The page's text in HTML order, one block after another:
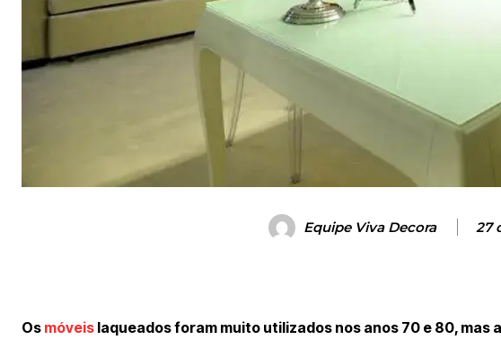
Equipe Viva Decora 27
Os móveis laqueados foram muito utilizados nos anos 70 e 80,